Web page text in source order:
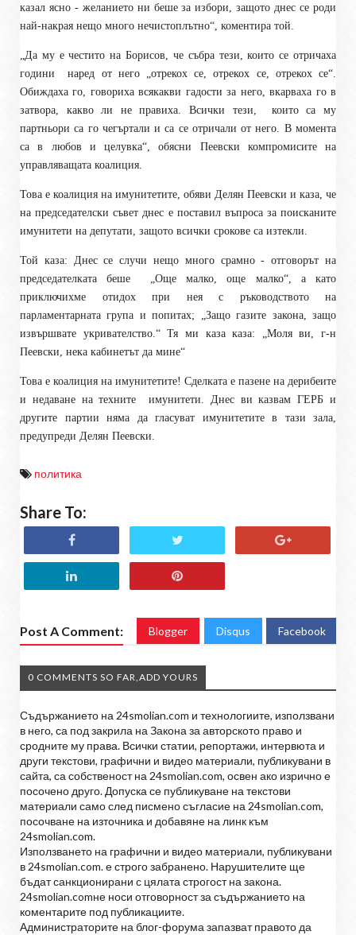
казал ясно - желанието ни беше за избори, защото днес се роди
най-накрая нещо много нечистоплътно“, коментира той.
„Да му е честито на Борисов, че събра тези, които се отричаха
години
наред от него „отрекох се, отрекох се, отрекох се“.
Обиждаха го, говориха всякакви гадости за него, вкарваха го в
затвора, какво ли не правиха. Всички тези,
които са му
партньори са го чегъртали и са се отричали от него. В момента
са в любов и целувка“, обясни Пеевски компромисите на
управляващата коалиция.
Това е коалиция на имунитетите, обяви Делян Пеевски и каза, че
на председателски съвет днес е поставил въпроса за поисканите
имунитети на депутати, защото всички срокове са изтекли.
Той каза: Днес се случи нещо много срамно - отговорът на
председателката беше
„Още малко, още малко“, а като
приключихме отидох при нея с ръководството на
парламентарната група и попитах; „Защо газите закона, защо
извършвате укривателство.“ Тя ми каза каза: „Моля ви, г-н
Пеевски, нека кабинетът да мине“
Това е коалиция на имунитетите! Сделката е пазене на дерибеите
и недаване на техните
имунитети. Днес ви казвам ГЕРБ и
другите партии няма да гласуват имунитетите в тази зала,
предупреди Делян Пеевски.
политика
Share To:
Post A Comment: Blogger Disqus Facebook
0 COMMENTS SO FAR,ADD YOURS
Съдържанието на 24smolian.com и технологиите, използвани
в него, са под закрила на Закона за авторското право и
сродните му права. Всички статии, репортажи, интервюта и
други текстови, графични и видео материали, публикувани в
сайта, са собственост на 24smolian.com, освен ако изрично е
посочено друго. Допуска се публикуване на текстови
материали само след писмено съгласие на 24smolian.com,
посочване на източника и добавяне на линк към
24smolian.com.
Използването на графични и видео материали, публикувани
в 24smolian.com. е строго забранено. Нарушителите ще
бъдат санкционирани с цялата строгост на закона.
24smolian.comне носи отговорност за съдържанието на
коментарите под публикациите.
Администраторите на блог-форума запазват правото да